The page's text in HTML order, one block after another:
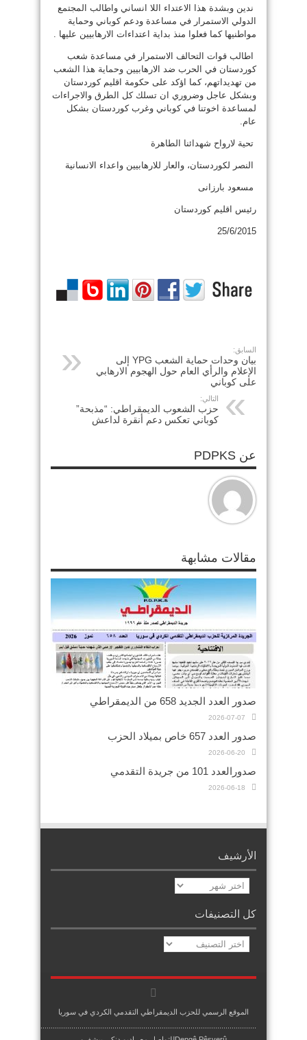
ندين وبشدة هذا الاعتداء اللا انساني واطالب المجتمع
الدولي الاستمرار في مساعدة ودعم كوباني وحماية
مواطنيها كما فعلوا منذ بداية اعتداءات الارهابيين عليها .
اطالب قوات التحالف الاستمرار في مساعدة شعب
كوردستان في الحرب ضد الارهابيين وحماية هذا الشعب
من تهديداتهم، كما اؤكد على حكومة اقليم كوردستان
وبشكل عاجل وضروري ان تسلك كل الطرق والاجراءات
لمساعدة اخوتنا في كوباني وغرب كوردستان بشكل
عام.
تحية لارواح شهدائنا الطاهرة
النصر لكوردستان، والعار للارهابيين واعداء الانسانية
مسعود بارزانی
رئيس اقليم كوردستان
25/6/2015
السابق:
بيان وحدات حماية الشعب YPG إلى
الإعلام والرأي العام حول الهجوم الارهابي
على كوباني
التالي:
حزب الشعوب الديمقراطي: “مذبحة”
كوباني تعكس دعم أنقرة لداعش
عن PDPKS
مقالات مشابهة
صدور العدد الجديد 658 من الديمقراطي
2026-07-07
صدور العدد 657 خاص بميلاد الحزب
2026-06-20
صدورالعدد 101 من جريدة التقدمي
2026-06-18
الأرشيف
الأرشيف
كل التصنيفات
كل
التصنيفات
الموقع الرسمي للحزب الديمقراطي التقدمي الكردي في سوريا